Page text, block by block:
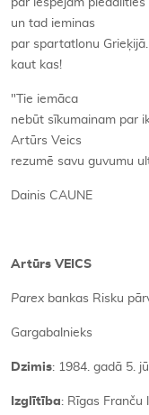
par iespējām
un tad ieminas
par spartatlonu
kaut kas!
"Tie iemāca
nebūt sīkumainam par
Artūrs Veics
rezumē savu guvumu
Dainis CAUNE
Artūrs VEICS
Parex bankas Risku
Gargabalnieks
Dzimis: 1984. gadā 5.
Izglītība: Rīgas Franču